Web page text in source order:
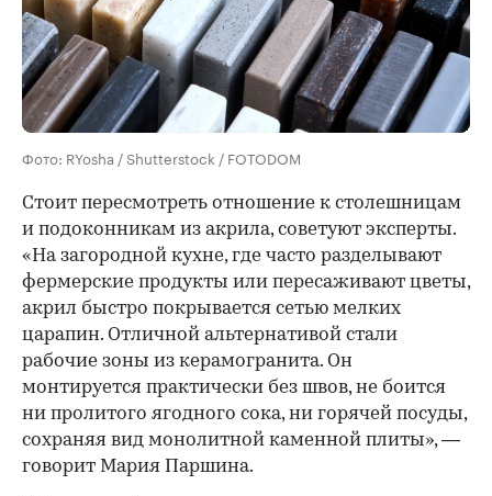
Фото: RYosha / Shutterstock / FOTODOM
Стоит пересмотреть отношение к столешницам
и подоконникам из акрила, советуют эксперты.
«На загородной кухне, где часто разделывают
фермерские продукты или пересаживают цветы,
акрил быстро покрывается сетью мелких
царапин. Отличной альтернативой стали
рабочие зоны из керамогранита. Он
монтируется практически без швов, не боится
ни пролитого ягодного сока, ни горячей посуды,
сохраняя вид монолитной каменной плиты», —
говорит Мария Паршина.